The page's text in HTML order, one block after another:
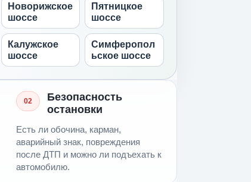
Новорижское
шоссе
Пятницкое
шоссе
Калужское
шоссе
Симферопол
ьское шоссе
02
Безопасность
остановки
Есть ли обочина, карман,
аварийный знак, повреждения
после ДТП и можно ли подъехать к
автомобилю.